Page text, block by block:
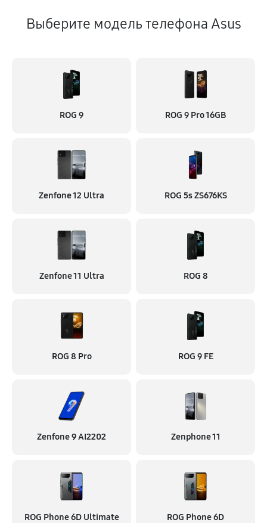
Выберите модель телефона Asus
ROG 9 ROG 9 Pro 16GB
Zenfone 12 Ultra ROG 5s ZS676KS
Zenfone 11 Ultra ROG 8
ROG 8 Pro ROG 9 FE
Zenfone 9 AI2202 Zenphone 11
ROG Phone 6D Ultimate ROG Phone 6D